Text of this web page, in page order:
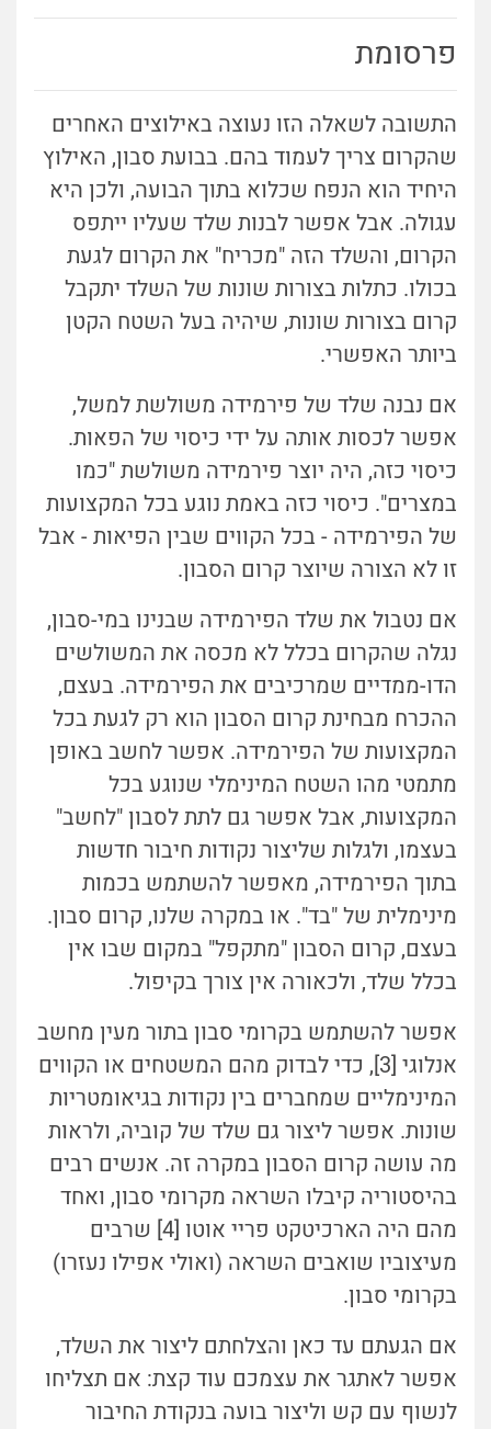
פרסומת
התשובה לשאלה הזו נעוצה באילוצים האחרים
שהקרום צריך לעמוד בהם. בבועת סבון, האילוץ
היחיד הוא הנפח שכלוא בתוך הבועה, ולכן היא
עגולה. אבל אפשר לבנות שלד שעליו ייתפס
הקרום, והשלד הזה "מכריח" את הקרום לגעת
בכולו. כתלות בצורות שונות של השלד יתקבל
קרום בצורות שונות, שיהיה בעל השטח הקטן
ביותר האפשרי.
אם נבנה שלד של פירמידה משולשת למשל,
אפשר לכסות אותה על ידי כיסוי של הפאות.
כיסוי כזה, היה יוצר פירמידה משולשת "כמו
במצרים". כיסוי כזה באמת נוגע בכל המקצועות
של הפירמידה - בכל הקווים שבין הפיאות - אבל
זו לא הצורה שיוצר קרום הסבון.
אם נטבול את שלד הפירמידה שבנינו במי-סבון,
נגלה שהקרום בכלל לא מכסה את המשולשים
הדו-ממדיים שמרכיבים את הפירמידה. בעצם,
ההכרח מבחינת קרום הסבון הוא רק לגעת בכל
המקצועות של הפירמידה. אפשר לחשב באופן
מתמטי מהו השטח המינימלי שנוגע בכל
המקצועות, אבל אפשר גם לתת לסבון "לחשב"
בעצמו, ולגלות שליצור נקודות חיבור חדשות
בתוך הפירמידה, מאפשר להשתמש בכמות
מינימלית של "בד". או במקרה שלנו, קרום סבון.
בעצם, קרום הסבון "מתקפל" במקום שבו אין
בכלל שלד, ולכאורה אין צורך בקיפול.
אפשר להשתמש בקרומי סבון בתור מעין מחשב
אנלוגי [3], כדי לבדוק מהם המשטחים או הקווים
המינימליים שמחברים בין נקודות בגיאומטריות
שונות. אפשר ליצור גם שלד של קוביה, ולראות
מה עושה קרום הסבון במקרה זה. אנשים רבים
בהיסטוריה קיבלו השראה מקרומי סבון, ואחד
מהם היה הארכיטקט פריי אוטו [4] שרבים
מעיצוביו שואבים השראה (ואולי אפילו נעזרו)
בקרומי סבון.
אם הגעתם עד כאן והצלחתם ליצור את השלד,
אפשר לאתגר את עצמכם עוד קצת: אם תצליחו
לנשוף עם קש וליצור בועה בנקודת החיבור